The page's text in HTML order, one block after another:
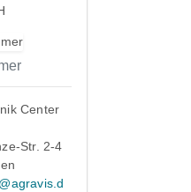
Center
Str. 2-4